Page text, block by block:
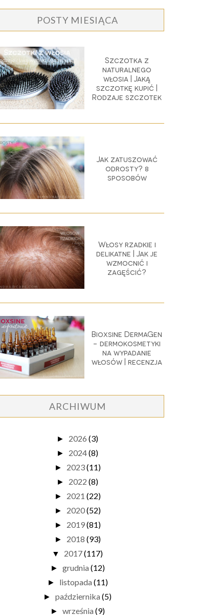
POSTY MIESIĄCA
Szczotka z
naturalnego
włosia | Jaką
szczotkę kupić |
Rodzaje szczotek
Jak zatuszować
odrosty? 8
sposobów
Włosy rzadkie i
delikatne | Jak je
wzmocnić i
zagęścić?
Bioxsine DermaGen
- dermokosmetyki
na wypadanie
włosów | recenzja
ARCHIWUM
► 2026 (3)
► 2024(8)
► 2023(11)
► 2022 (8)
► 2021 (22)
► 2020(52)
► 2019(81)
► 2018 (93)
▼ 2017(117)
► grudnia (12)
► listopada (11)
► października (5)
► września (9)